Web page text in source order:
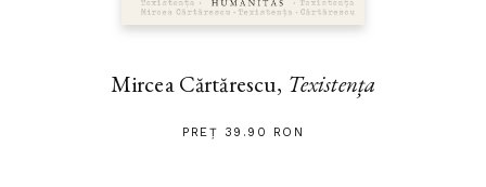
Mircea Cărtărescu, Texistența
PREȚ 39.90 RON